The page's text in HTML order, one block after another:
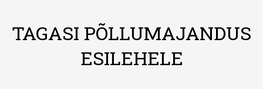
TAGASI PÕLLUMAJANDUS
ESILEHELE